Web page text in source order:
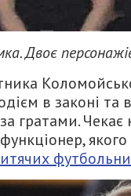
Двоє
в законі
гратами. Чекає